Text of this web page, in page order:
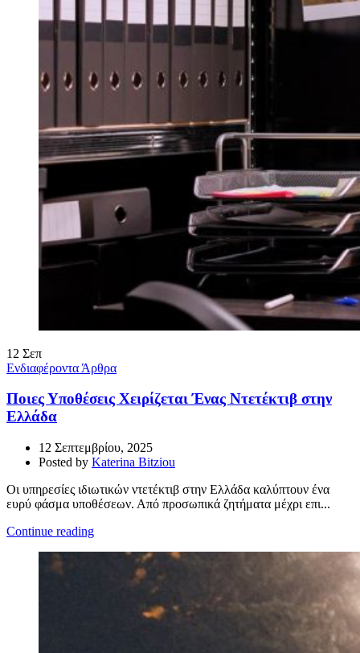
12 Σεπ
Ενδιαφέροντα Άρθρα
Ποιες Υποθέσεις Χειρίζεται Ένας Ντετέκτιβ στην
Ελλάδα
12 Σεπτεμβρίου, 2025
Posted by Katerina Bitziou
Οι υπηρεσίες ιδιωτικών ντετέκτιβ στην Ελλάδα καλύπτουν ένα
ευρύ φάσμα υποθέσεων. Από προσωπικά ζητήματα μέχρι επι...
Continue reading